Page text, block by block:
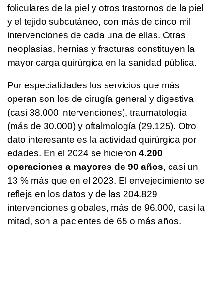
foliculares de la piel y otros trastornos de la piel
y el tejido subcutáneo, con más de cinco mil
intervenciones de cada una de ellas. Otras
neoplasias, hernias y fracturas constituyen la
mayor carga quirúrgica en la sanidad pública.
Por especialidades los servicios que más
operan son los de cirugía general y digestiva
(casi 38.000 intervenciones), traumatología
(más de 30.000) y oftalmología (29.125). Otro
dato interesante es la actividad quirúrgica por
edades. En el 2024 se hicieron 4.200
operaciones a mayores de 90 años, casi un
13 % más que en el 2023. El envejecimiento se
refleja en los datos y de las 204.829
intervenciones globales, más de 96.000, casi la
mitad, son a pacientes de 65 o más años.